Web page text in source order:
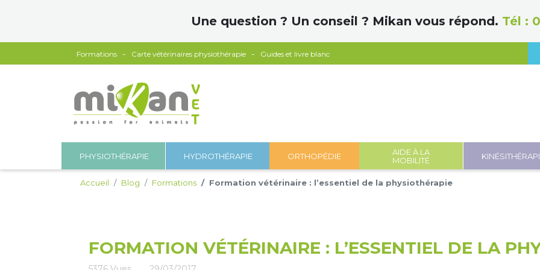
Une question ? Un conseil ? Mikan vous répond. Tél :
Formations Carte vétérinaires physiothérapie Guides et livre blanc
PHYSIOTHÉRAPIE HYDROTHÉRAPIE ORTHOPÉDIE
AIDE À LA
MOBILITÉ
Accueil Blog Formations Formation vétérinaire : l’essentiel de la physiothérapie
FORMATION VÉTÉRINAIRE : L’ESSENTIEL DE LA